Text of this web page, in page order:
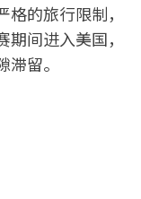
的旅行限制，
间进入美国，
留。